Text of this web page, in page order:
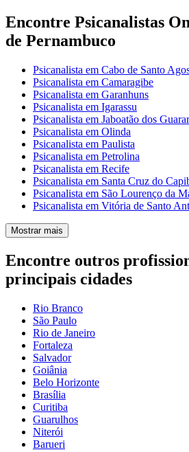
Encontre Psicanalistas
de Pernambuco
Psicanalista em Cabo de Santo
Psicanalista em Camaragibe
Psicanalista em Garanhuns
Psicanalista em Igarassu
Psicanalista em Jaboatão dos
Psicanalista em Olinda
Psicanalista em Paulista
Psicanalista em Petrolina
Psicanalista em Recife
Psicanalista em Santa Cruz do
Psicanalista em São Lourenço da
Psicanalista em Vitória de Santo
Mostrar mais
Encontre outros
principais cidades
Rio Branco
São Paulo
Rio de Janeiro
Fortaleza
Salvador
Goiânia
Belo Horizonte
Brasília
Curitiba
Guarulhos
Niterói
Barueri